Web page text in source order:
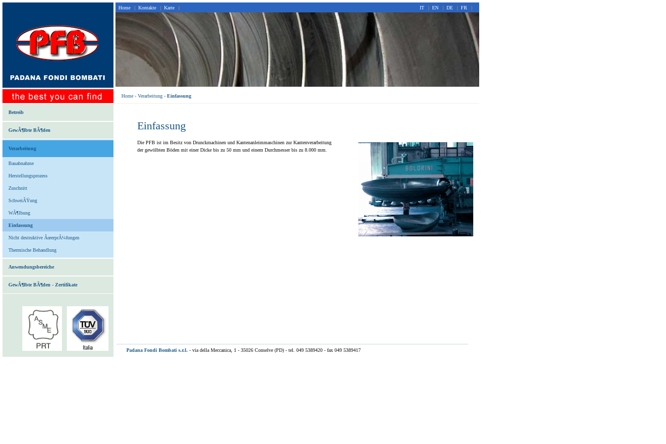
Betreib
GewÃ¶lbte BÃ¶den
Verarbeitung
Bauabnahme
Herstellungsprozess
Zuschnitt
SchweiÃŸung
WÃ¶lbung
Einfassung
Nicht destruktive ÃœerprÃ¼fungen
Thermische Behandlung
Anwendungsbereiche
GewÃ¶lbte BÃ¶den - Zertifikate
Home | Kontakte | Karte | IT | EN | DE | FR |
Home › Verarbeitung › Einfassung
Einfassung
Die PFB ist im Besitz von Drunckmachinen und Kantenanleimmaschinen zur Kantenverarbeitung
der gewölbten Böden mit einer Dicke bis zu 50 mm und einem Durchmesser bis zu 8.000 mm.
Padana Fondi Bombati s.r.l. - via della Meccanica, 1 - 35026 Conselve (PD) - tel. 049 5389420 - fax 049 5389417